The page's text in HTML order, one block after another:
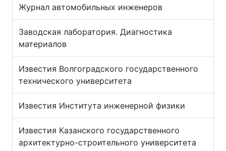
Журнал автомобильных инженеров
Заводская лаборатория. Диагностика
материалов
Известия Волгоградского государственного
технического университета
Известия Института инженерной физики
Известия Казанского государственного
архитектурно-строительного университета